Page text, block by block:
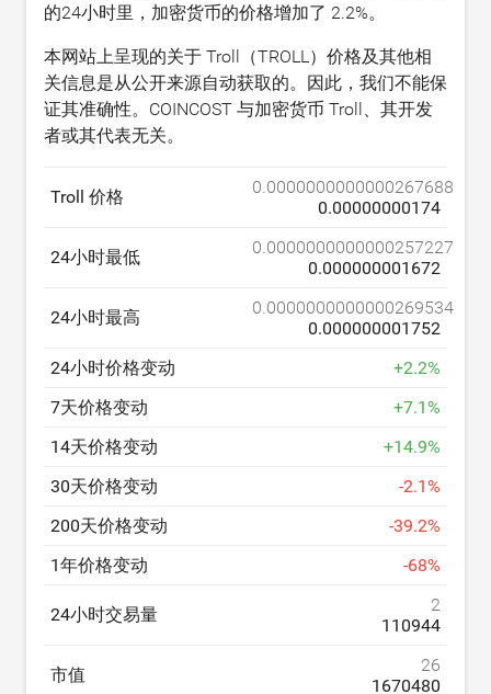
的24小时里，加密货币的价格增加了 2.2%。
本网站上呈现的关于 Troll（TROLL）价格及其他相
关信息是从公开来源自动获取的。因此，我们不能保
证其准确性。COINCOST 与加密货币 Troll、其开发
者或其代表无关。
Troll 价格
0.0000000000000267688
0.00000000174
24小时最低
0.0000000000000257227
0.000000001672
24小时最高
0.0000000000000269534
0.000000001752
24小时价格变动
+2.2%
7天价格变动
+7.1%
14天价格变动
+14.9%
30天价格变动
-2.1%
200天价格变动
-39.2%
1年价格变动
-68%
24小时交易量
2
110944
市值
26
1670480